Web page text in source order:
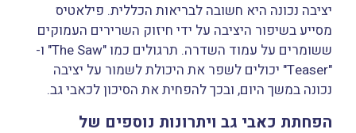
יציבה נכונה היא חשובה לבריאות הכללית. פילאטיס
מסייע בשיפור היציבה על ידי חיזוק השרירים העמוקים
ששומרים על עמוד השדרה. תרגולים כמו "The Saw" ו-
"Teaser" יכולים לשפר את היכולת לשמור על יציבה
נכונה במשך היום, ובכך להפחית את הסיכון לכאבי גב.
הפחתת כאבי גב ויתרונות נוספים של